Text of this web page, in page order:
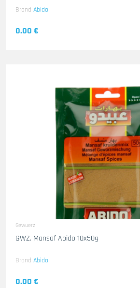
Brand Abido
0.00 €
Gewuerz
GWZ. Mansaf Abido 10x50g
Brand Abido
0.00 €